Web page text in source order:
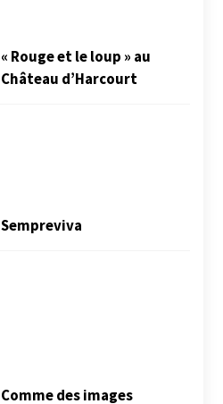
« Rouge et le loup » au
Château d’Harcourt
Sempreviva
Comme des images